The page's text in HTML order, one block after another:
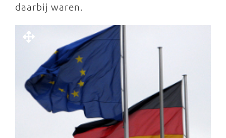
daarbij waren.